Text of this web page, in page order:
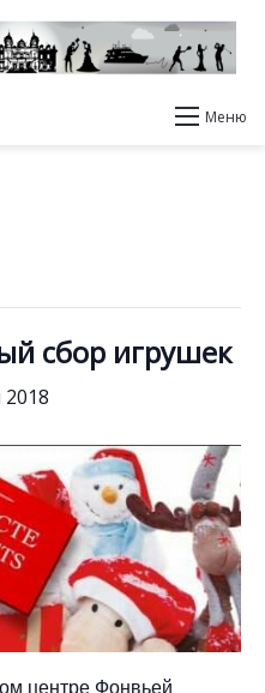
Меню
сбор игрушек
2018
центре Фонвьей